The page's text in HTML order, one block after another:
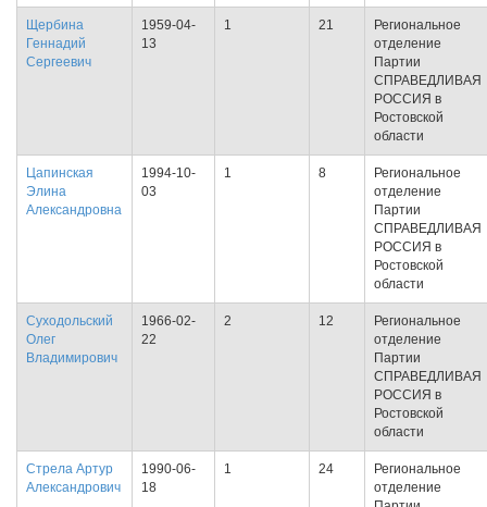
Щербина
Геннадий
Сергеевич
1959-04-
13
1 21
Региональное
отделение
Партии
СПРАВЕДЛИВАЯ
РОССИЯ в
Ростовской
области
Цапинская
Элина
Александровна
1994-10-
03
1 8
Региональное
отделение
Партии
СПРАВЕДЛИВАЯ
РОССИЯ в
Ростовской
области
Суходольский
Олег
Владимирович
1966-02-
22
2 12
Региональное
отделение
Партии
СПРАВЕДЛИВАЯ
РОССИЯ в
Ростовской
области
Стрела Артур
Александрович
1990-06-
18
1 24
Региональное
отделение